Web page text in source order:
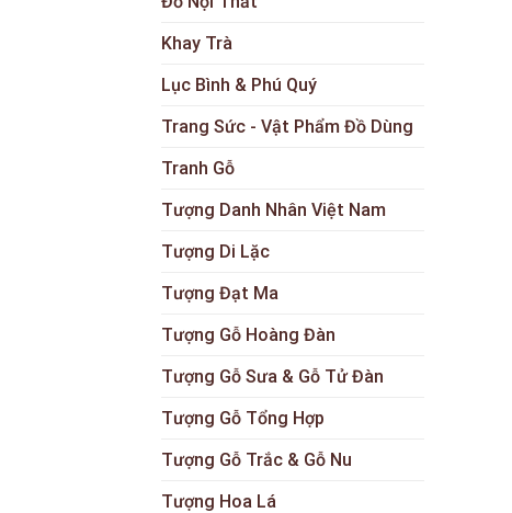
Khay Trà
Lục Bình & Phú Quý
Trang Sức - Vật Phẩm Đồ Dùng
Tranh Gỗ
Tượng Danh Nhân Việt Nam
Tượng Di Lặc
Tượng Đạt Ma
Tượng Gỗ Hoàng Đàn
Tượng Gỗ Sưa & Gỗ Tử Đàn
Tượng Gỗ Tổng Hợp
Tượng Gỗ Trắc & Gỗ Nu
Tượng Hoa Lá